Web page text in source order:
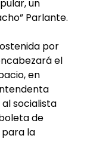
un
Parlante.
por
el
en
socialista
de
la